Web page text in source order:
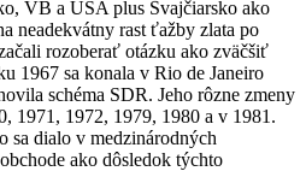
VB a USA plus Švajčiarsko ako
neadekvátny rast ťažby zlata po
rozoberať otázku ako zväčšiť
1967 sa konala v Rio de Janeiro
schéma SDR. Jeho rôzne zmeny
1971, 1972, 1979, 1980 a v 1981.
sa dialo v medzinárodných
ako dôsledok týchto